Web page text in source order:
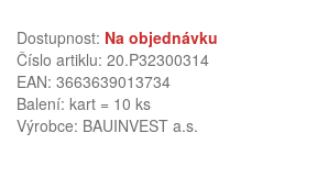
Dostupnost: Na objednávku
Číslo artiklu: 20.P32300314
EAN: 3663639013734
Balení: kart = 10 ks
Výrobce: BAUINVEST a.s.